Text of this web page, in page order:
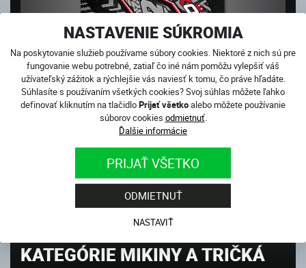
NASTAVENIE SÚKROMIA
Na poskytovanie služieb používame súbory cookies. Niektoré z nich sú pre
fungovanie webu potrebné, zatiaľ čo iné nám pomôžu vylepšiť váš
užívateľský zážitok a rýchlejšie vás naviesť k tomu, čo práve hľadáte.
Súhlasíte s používaním všetkých cookies? Svoj súhlas môžete ľahko
definovať kliknutím na tlačidloPrijať všetkoalebo môžete používanie
súborov cookies odmietnuť.
Ďalšie informácie
PRIJAŤ VŠETKO
ODMIETNUŤ
NASTAVIŤ
PODLOŽKA POD MYŠ INDIVIDUAL
ĎALŠIE PRODUKTY Z
KATEGÓRIE MIKINY A TRIČKÁ